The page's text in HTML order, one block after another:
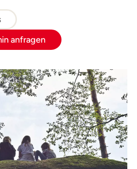
Fantasie zum Leben
anfragen